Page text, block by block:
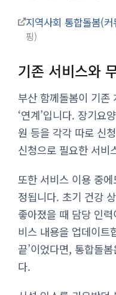
지역사회 통합돌봄(
핑
기존 서비스와
부산 함께돌봄이 기존
‘연계’입니다. 장기요
원 등을 각각 따로 신
신청으로 필요한 서비
또한 서비스 이용 중
정됩니다. 초기 건강
좋아졌을 때 담당 인
비스 내용을 업데이트
끝’이었다면, 통합돌
다.